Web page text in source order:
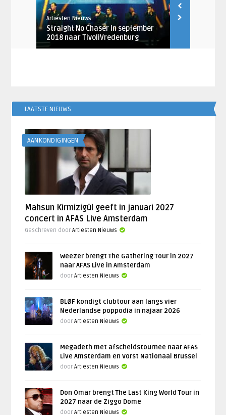
Artiesten Nieuws
Straight No Chaser in september
2018 naar TivoliVredenburg
LAATSTE NIEUWS
AANKONDIGINGEN
Mahsun Kirmizigül geeft in januari 2027
concert in AFAS Live Amsterdam
Geschreven doorArtiesten Nieuws
Weezer brengt The Gathering Tour in 2027
naar AFAS Live in Amsterdam
doorArtiesten Nieuws
BLØF kondigt clubtour aan langs vier
Nederlandse poppodia in najaar 2026
doorArtiesten Nieuws
Megadeth met afscheidstournee naar AFAS
Live Amsterdam en Vorst Nationaal Brussel
doorArtiesten Nieuws
Don Omar brengt The Last King World Tour in
2027 naar de Ziggo Dome
doorArtiesten Nieuws